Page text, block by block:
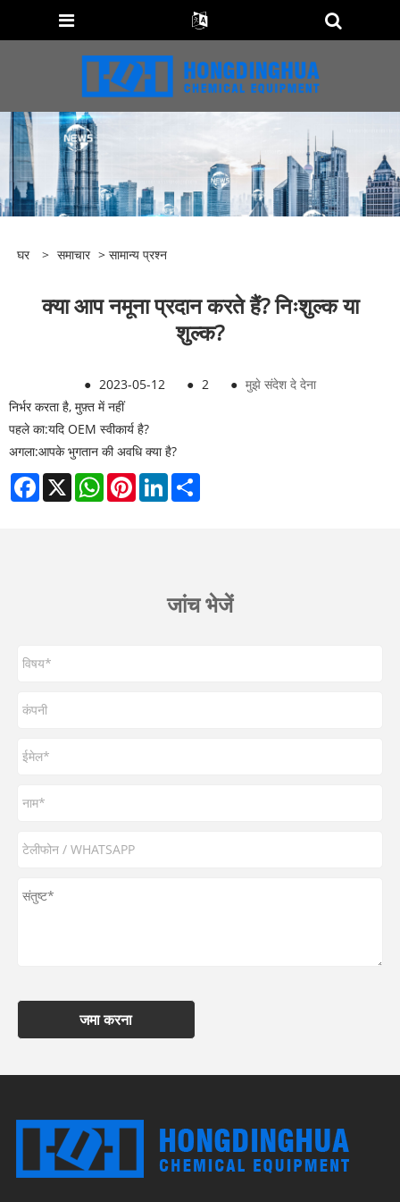
घर > समाचार > सामान्य प्रश्न
क्या आप नमूना प्रदान करते हैं? निःशुल्क या
शुल्क?
● 2023-05-12 ● 2 ● मुझे संदेश दे देना
निर्भर करता है, मुफ़्त में नहीं
पहले का:यदि OEM स्वीकार्य है?
अगला:आपके भुगतान की अवधि क्या है?
Facebook
X WhatsAppPinterestLinkedIn
जांच भेजें
जमा करना